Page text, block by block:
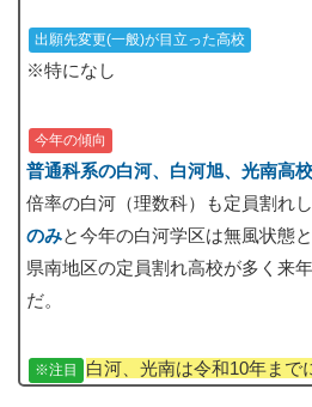
出願先変更(一般)が目立った高校
※特になし
今年の傾向
普通科系の白河、白河旭、光南高
倍率の白河（理数科）も定員割れし
のみと今年の白河学区は無風状態と
県南地区の定員割れ高校が多く来
だ。
※注目 白河、光南は令和10年まで